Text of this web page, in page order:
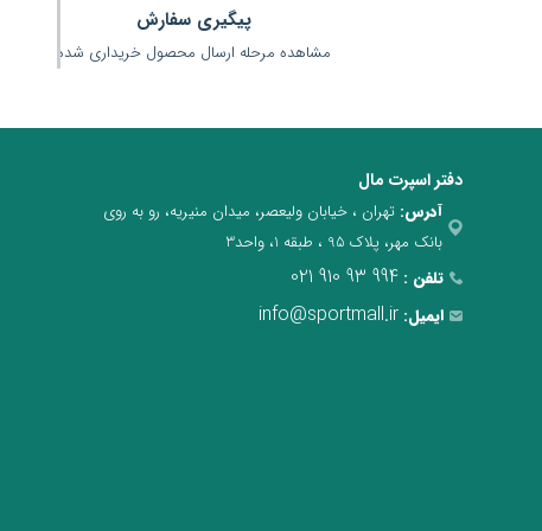
پیگیری سفارش
مشاهده مرحله ارسال محصول خریداری شده
دفتر اسپرت مال
آدرس: تهران ، خیابان ولیعصر، میدان منیریه، رو به روی
بانک مهر، پلاک 95 ، طبقه 1، واحد3
تلفن : 021 910 93 994
ایمیل: info@sportmall.ir